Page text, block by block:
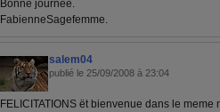
Bonne journée.
FabienneSagefemme.
salem04
publié le 25/09/2008 à 23:04
FELICITATIONS ët bienvenue dans le meme